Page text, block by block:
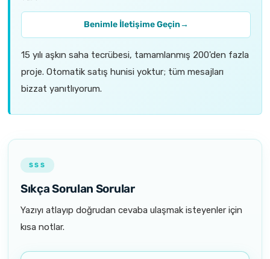
Benimle İletişime Geçin→
15 yılı aşkın saha tecrübesi, tamamlanmış 200'den fazla
proje. Otomatik satış hunisi yoktur; tüm mesajları
bizzat yanıtlıyorum.
SSS
Sıkça Sorulan Sorular
Yazıyı atlayıp doğrudan cevaba ulaşmak isteyenler için
kısa notlar.